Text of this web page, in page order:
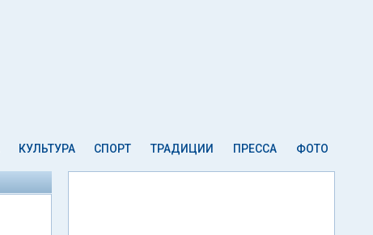
КУЛЬТУРА СПОРТ ТРАДИЦИИ ПРЕССА ФОТО